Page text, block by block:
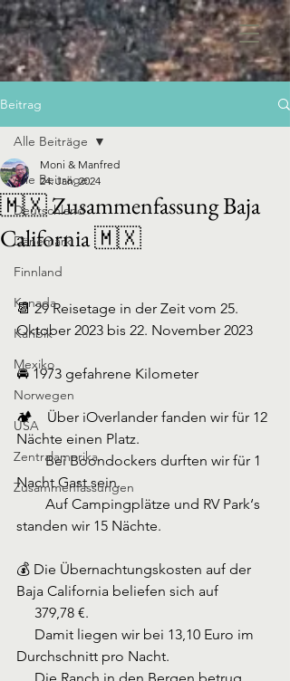
Beitrag
Alle Beiträge
Deutschland
Dänemark
Finnland
Kanada
Karibik
Mexiko
Norwegen
USA
Zentralamerika
Zusammenfassungen
Alle Beiträge
🇲🇽 Zusammenfassung Baja
California 🇲🇽
Moni & Manfred
24. Jan. 2024
📆 29 Reisetage in der Zeit vom 25.
Oktober 2023 bis 22. November 2023
🚘 1973 gefahrene Kilometer
🏕️    Über iOverlander fanden wir für 12
Nächte einen Platz.
Bei Boondockers durften wir für 1
Nacht Gast sein.
Auf Campingplätze und RV Park‘s
standen wir 15 Nächte.
💰 Die Übernachtungskosten auf der
Baja California beliefen sich auf
379,78 €.
Damit liegen wir bei 13,10 Euro im
Durchschnitt pro Nacht.